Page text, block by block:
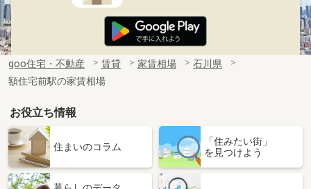
goo住宅・不動産 賃貸 家賃相場
石川県
額住宅前駅の家賃相場
お役立ち情報
住まいのコラム
「住みたい街」
を見つけよう